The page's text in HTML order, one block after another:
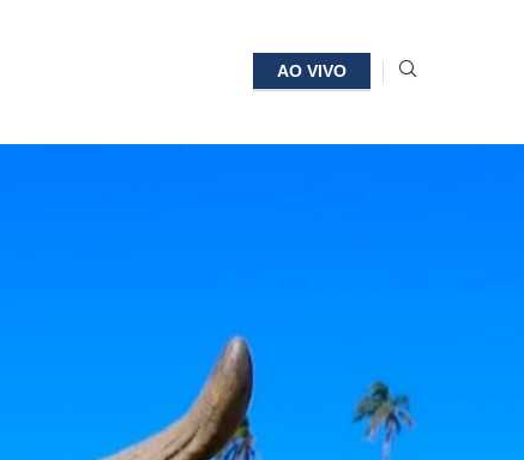
AO VIVO